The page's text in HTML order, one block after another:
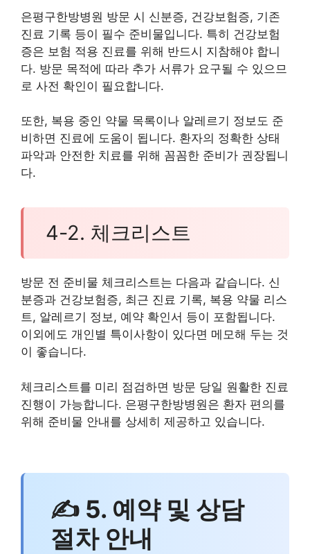
은평구한방병원 방문 시 신분증, 건강보험증, 기존
진료 기록 등이 필수 준비물입니다. 특히 건강보험
증은 보험 적용 진료를 위해 반드시 지참해야 합니
다. 방문 목적에 따라 추가 서류가 요구될 수 있으므
로 사전 확인이 필요합니다.
또한, 복용 중인 약물 목록이나 알레르기 정보도 준
비하면 진료에 도움이 됩니다. 환자의 정확한 상태
파악과 안전한 치료를 위해 꼼꼼한 준비가 권장됩니
다.
4-2. 체크리스트
방문 전 준비물 체크리스트는 다음과 같습니다. 신
분증과 건강보험증, 최근 진료 기록, 복용 약물 리스
트, 알레르기 정보, 예약 확인서 등이 포함됩니다.
이외에도 개인별 특이사항이 있다면 메모해 두는 것
이 좋습니다.
체크리스트를 미리 점검하면 방문 당일 원활한 진료
진행이 가능합니다. 은평구한방병원은 환자 편의를
위해 준비물 안내를 상세히 제공하고 있습니다.
✍ 5. 예약 및 상담
절차 안내